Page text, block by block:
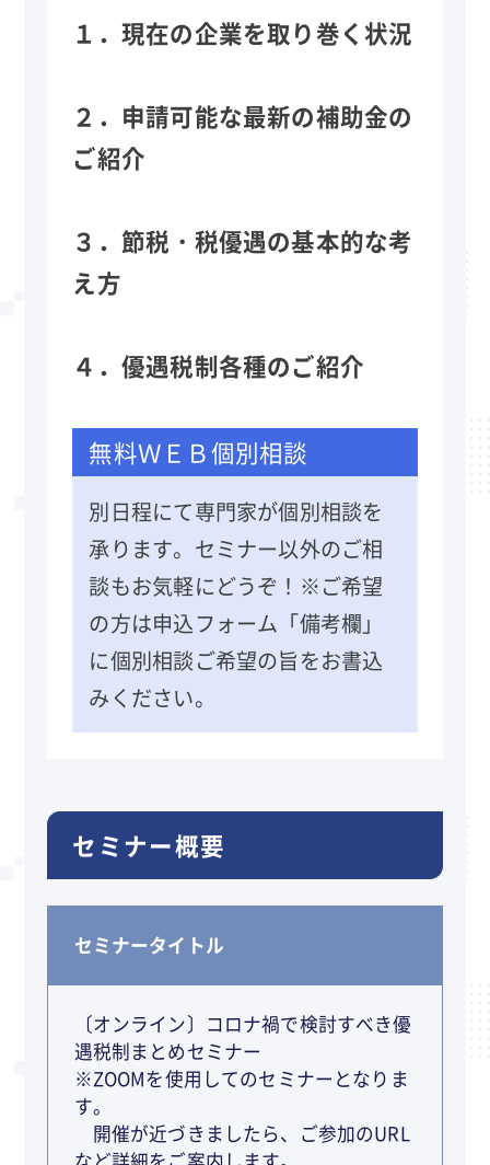
１． 現在の企業を取り巻く状況
２． 申請可能な最新の補助金の
ご紹介
３． 節税・税優遇の基本的な考
え方
４． 優遇税制各種のご紹介
無料ＷＥＢ個別相談
別日程にて専門家が個別相談を
承ります。セミナー以外のご相
談もお気軽にどうぞ！※ご希望
の方は申込フォーム「備考欄」
に個別相談ご希望の旨をお書込
みください。
セミナー概要
セミナータイトル
〔オンライン〕コロナ禍で検討すべき優
遇税制まとめセミナー
※ZOOMを使用してのセミナーとなりま
す。
開催が近づきましたら、ご参加のURL